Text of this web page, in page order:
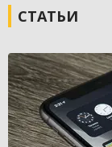
СТАТЬИ